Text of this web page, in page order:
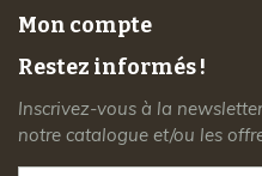
Mon compte
Restez informés !
Inscrivez-vous à la
notre catalogue et/ou les